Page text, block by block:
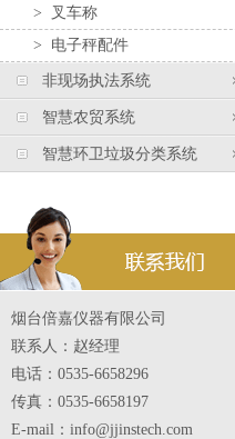
>
叉车称
> 电子秤配件
非现场执法系统
智慧农贸系统
智慧环卫垃圾分类系统
烟台倍嘉仪器有限公司
联系人：赵经理
电话：0535-6658296
传真：0535-6658197
E-mail：info@jjinstech.com